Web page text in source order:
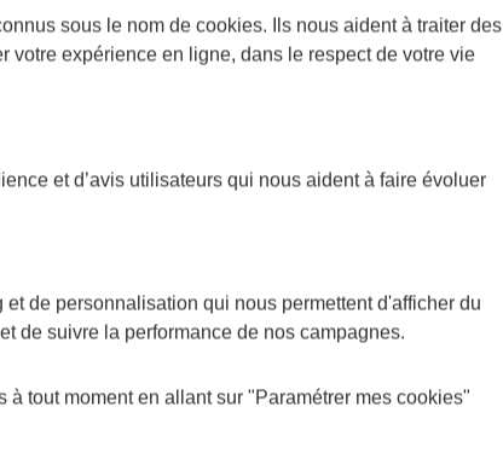
sous le nom de cookies. Ils nous aident à traiter des
votre expérience en ligne, dans le respect de votre vie
et d’avis utilisateurs qui nous aident à faire évoluer
et de personnalisation qui nous permettent d'afficher du
de suivre la performance de nos campagnes.
à tout moment en allant sur "Paramétrer mes cookies"